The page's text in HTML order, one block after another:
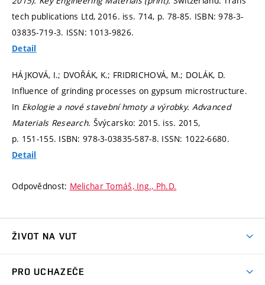
tech publications Ltd, 2016. iss. 714, p. 78-85. ISBN: 978-3-
03835-719-3. ISSN: 1013-9826.
Detail
HÁJKOVÁ, I.; DVOŘÁK, K.; FRIDRICHOVÁ, M.; DOLÁK, D.
Influence of grinding processes on gypsum microstructure.
In Ekologie a nové stavební hmoty a výrobky. Advanced
Materials Research. Švýcarsko: 2015. iss. 2015,
p. 151-155. ISBN: 978-3-03835-587-8. ISSN: 1022-6680.
Detail
Odpovědnost: Melichar Tomáš, Ing., Ph.D.
ŽIVOT NA VUT
PRO UCHAZEČE